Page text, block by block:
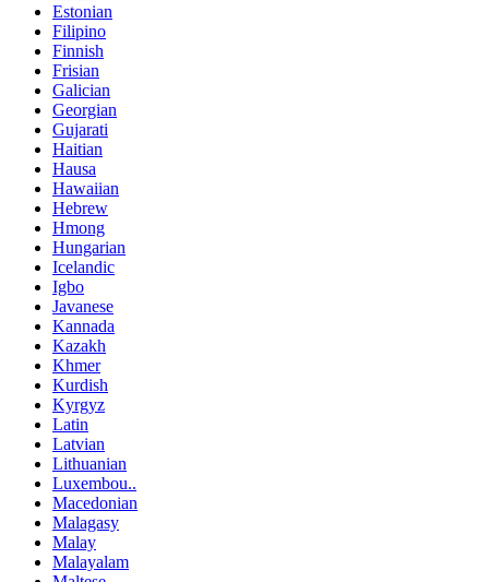
Estonian
Filipino
Finnish
Frisian
Galician
Georgian
Gujarati
Haitian
Hausa
Hawaiian
Hebrew
Hmong
Hungarian
Icelandic
Igbo
Javanese
Kannada
Kazakh
Khmer
Kurdish
Kyrgyz
Latin
Latvian
Lithuanian
Luxembou..
Macedonian
Malagasy
Malay
Malayalam